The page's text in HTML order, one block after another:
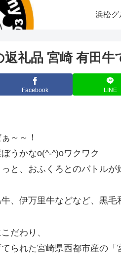
浜松グ
礼品 宮崎 有田
Facebook LINE
～～！
うかなo(^-^)oワクワク
と、おふくろとのバトルが
、伊万里牛などなど、黒毛
だわり、
られた宮崎県西都市産の「